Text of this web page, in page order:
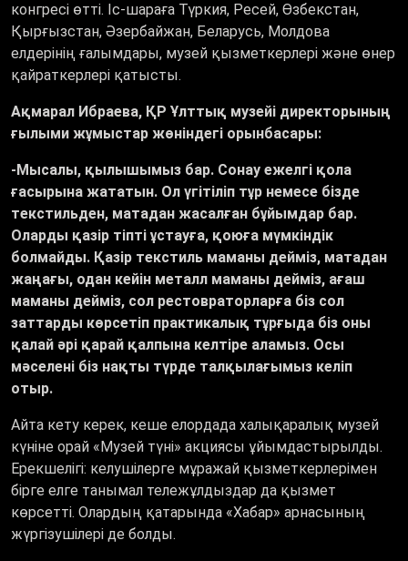
конгресі өтті. Іс-шараға Түркия, Ресей, Өзбекстан,
Қырғызстан, Әзербайжан, Беларусь, Молдова
елдерінің ғалымдары, музей қызметкерлері және өнер
қайраткерлері қатысты.
Ақмарал Ибраева, ҚР Ұлттық музейі директорының
ғылыми жұмыстар жөніндегі орынбасары:
-Мысалы, қылышымыз бар. Сонау ежелгі қола
ғасырына жататын. Ол үгітіліп тұр немесе бізде
текстильден, матадан жасалған бұйымдар бар.
Оларды қазір тіпті ұстауға, қоюға мүмкіндік
болмайды. Қазір текстиль маманы дейміз, матадан
жаңағы, одан кейін металл маманы дейміз, ағаш
маманы дейміз, сол рестовраторларға біз сол
заттарды көрсетіп практикалық тұрғыда біз оны
қалай әрі қарай қалпына келтіре аламыз. Осы
мәселені біз нақты түрде талқылағымыз келіп
отыр.
Айта кету керек, кеше елордада халықаралық музей
күніне орай «Музей түні» акциясы ұйымдастырылды.
Ерекшелігі: келушілерге мұражай қызметкерлерімен
бірге елге танымал тележұлдыздар да қызмет
көрсетті. Олардың қатарында «Хабар» арнасының
жүргізушілері де болды.